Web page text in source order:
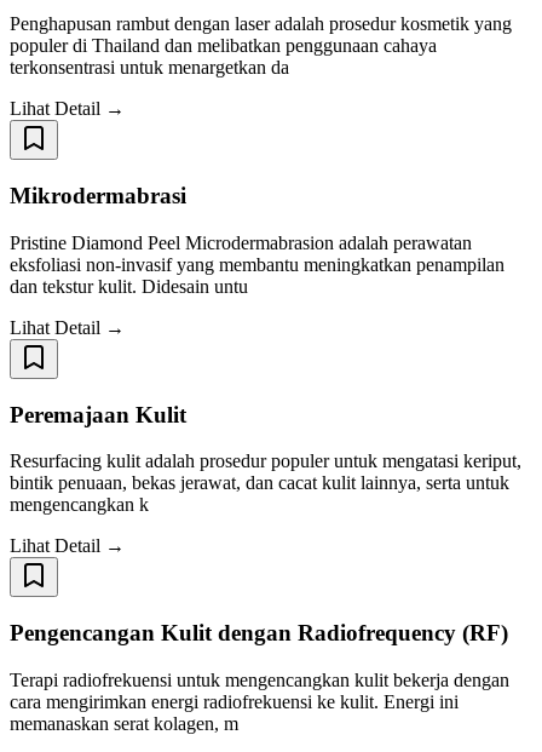
Penghapusan rambut dengan laser adalah prosedur kosmetik yang
populer di Thailand dan melibatkan penggunaan cahaya
terkonsentrasi untuk menargetkan da
Lihat Detail →
Mikrodermabrasi
Pristine Diamond Peel Microdermabrasion adalah perawatan
eksfoliasi non-invasif yang membantu meningkatkan penampilan
dan tekstur kulit. Didesain untu
Lihat Detail →
Peremajaan Kulit
Resurfacing kulit adalah prosedur populer untuk mengatasi keriput,
bintik penuaan, bekas jerawat, dan cacat kulit lainnya, serta untuk
mengencangkan k
Lihat Detail →
Pengencangan Kulit dengan Radiofrequency (RF)
Terapi radiofrekuensi untuk mengencangkan kulit bekerja dengan
cara mengirimkan energi radiofrekuensi ke kulit. Energi ini
memanaskan serat kolagen, m